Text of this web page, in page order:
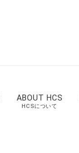
ABOUT HCS
HCSについて